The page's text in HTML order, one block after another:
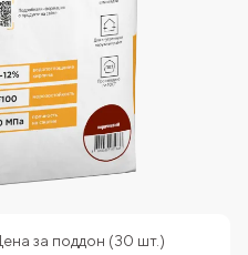
за поддон (30 шт.)